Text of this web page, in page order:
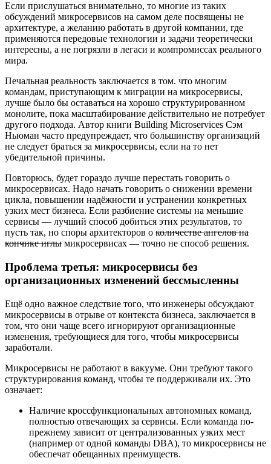
Если прислушаться внимательно, то многие из таких
обсуждений микросервисов на самом деле посвящены не
архитектуре, а желанию работать в другой компании, где
применяются передовые технологии и задачи теоретически
интересны, а не погрязли в легаси и компромиссах реального
мира.
Печальная реальность заключается в том. что многим
командам, приступающим к миграции на микросервисы,
лучше было бы оставаться на хорошо структурированном
монолите, пока масштабирование действительно не потребует
другого подхода. Автор книги Building Microservices Сэм
Ньюман часто предупреждает, что большинству организаций
не следует браться за микросервисы, если на то нет
убедительной причины.
Повторюсь, будет гораздо лучше перестать говорить о
микросервисах. Надо начать говорить о снижении времени
цикла, повышении надёжности и устранении конкретных
узких мест бизнеса. Если разбиение системы на меньшие
сервисы — лучший способ добиться этих результатов, то
пусть так, но споры архитекторов о количестве ангелов на
кончике иглы микросервисах — точно не способ решения.
Проблема третья: микросервисы без
организационных изменений бессмысленны
Ещё одно важное следствие того, что инженеры обсуждают
микросервисы в отрыве от контекста бизнеса, заключается в
том, что они чаще всего игнорируют организационные
изменения, требующиеся для того, чтобы микросервисы
заработали.
Микросервисы не работают в вакууме. Они требуют такого
структурирования команд, чтобы те поддерживали их. Это
означает:
Наличие кроссфункциональных автономных команд,
полностью отвечающих за сервисы. Если команда по-
прежнему зависит от централизованных узких мест
(например от одной команды DBA), то микросервисы не
обеспечат обещанных преимуществ.